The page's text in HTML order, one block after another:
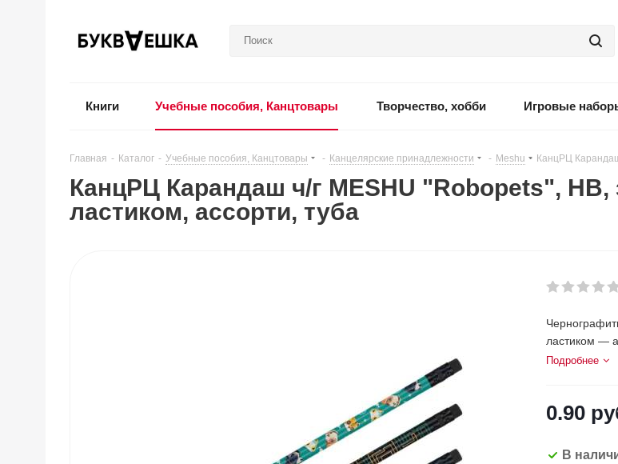
Книги Учебные пособия, Канцтовары Творчество, хобби Игровые
Главная - Каталог - Учебные пособия, Канцтовары - Канцелярские принадлежности - Meshu - КанцРЦ
КанцРЦ Карандаш ч/г MESHU "Robopets", HB,
ластиком, ассорти, туба
ластиком —
Подробнее
0.90
В